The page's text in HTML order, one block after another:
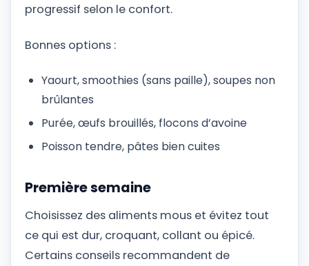
progressif selon le confort.
Bonnes options :
Yaourt, smoothies (sans paille), soupes non
brûlantes
Purée, œufs brouillés, flocons d’avoine
Poisson tendre, pâtes bien cuites
Première semaine
Choisissez des aliments mous et évitez tout
ce qui est dur, croquant, collant ou épicé.
Certains conseils recommandent de